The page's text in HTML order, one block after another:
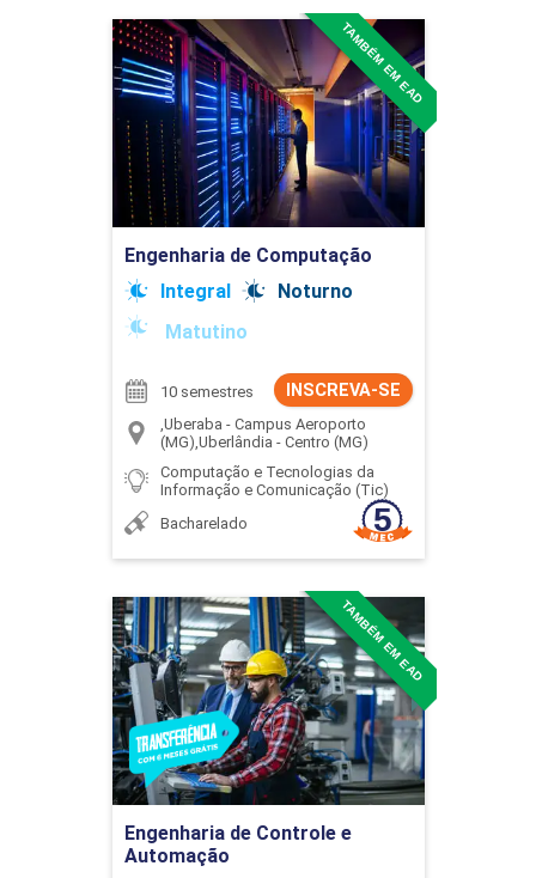
Engenharia de Computação
Integral
Noturno
Matutino
TAMBÉM EM EAD
INSCREVA-SE
10 semestres
,Uberaba - Campus Aeroporto
(MG),Uberlândia - Centro (MG)
Computação e Tecnologias da
Informação e Comunicação (Tic)
Bacharelado
Engenharia de Computação
Detalhes do curso
Ir para Inscrição
Engenharia de Controle e
Automação
TAMBÉM EM EAD
Engenharia de Controle e
Automação
Detalhes do curso
Ir para Inscrição